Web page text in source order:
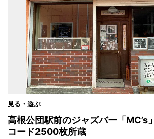
見る・遊ぶ
高根公団駅前のジャズバー「
コード2500枚所蔵